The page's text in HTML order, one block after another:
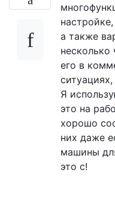
а также
несколько
его в
Я
это на
хорошо
них даже
машины
это с!